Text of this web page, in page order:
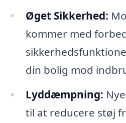
Øget Sikkerhed:
kommer med
din bolig mod
Lyddæmpning:
til at reducere støj